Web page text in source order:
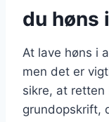
du høns
At lave høns i
men det er
sikre, at retten
grundopskrift,